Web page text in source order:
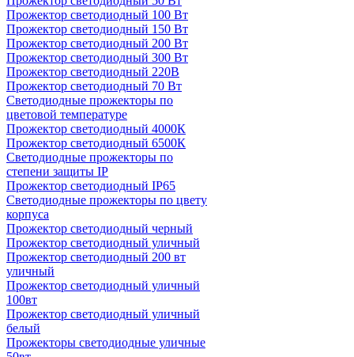
Прожектор светодиодный 100 Вт
Прожектор светодиодный 150 Вт
Прожектор светодиодный 200 Вт
Прожектор светодиодный 300 Вт
Прожектор светодиодный 220В
Прожектор светодиодный 70 Вт
Светодиодные прожекторы по
цветовой температуре
Прожектор светодиодный 4000К
Прожектор светодиодный 6500К
Светодиодные прожекторы по
степени защиты IP
Прожектор светодиодный IP65
Светодиодные прожекторы по цвету
корпуса
Прожектор светодиодный черный
Прожектор светодиодный уличный
Прожектор светодиодный 200 вт
уличный
Прожектор светодиодный уличный
100вт
Прожектор светодиодный уличный
белый
Прожекторы светодиодные уличные